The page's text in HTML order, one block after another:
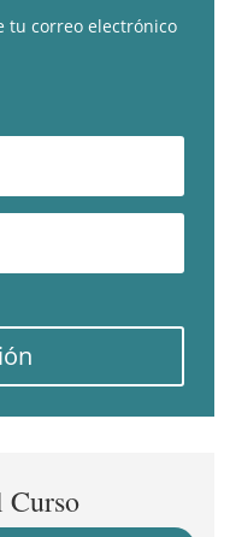
tu correo electrónico
Curso